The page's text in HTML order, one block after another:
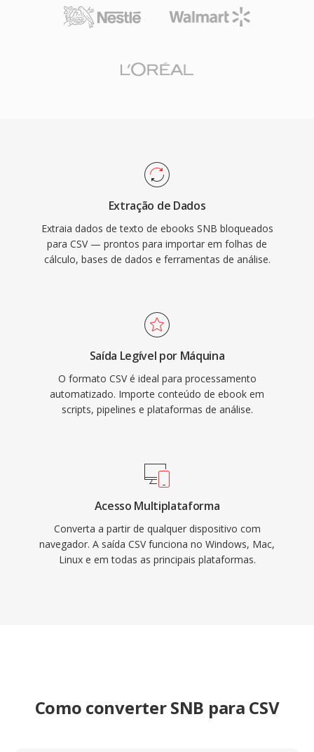
Extração de Dados
Extraia dados de texto de ebooks SNB bloqueados
para CSV — prontos para importar em folhas de
cálculo, bases de dados e ferramentas de análise.
Saída Legível por Máquina
O formato CSV é ideal para processamento
automatizado. Importe conteúdo de ebook em
scripts, pipelines e plataformas de análise.
Acesso Multiplataforma
Converta a partir de qualquer dispositivo com
navegador. A saída CSV funciona no Windows, Mac,
Linux e em todas as principais plataformas.
Como converter SNB para CSV